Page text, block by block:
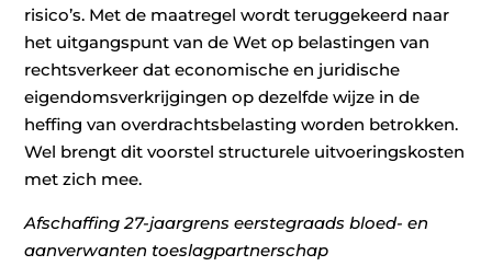
risico’s. Met de maatregel wordt teruggekeerd naar
het uitgangspunt van de Wet op belastingen van
rechtsverkeer dat economische en juridische
eigendomsverkrijgingen op dezelfde wijze in de
heffing van overdrachtsbelasting worden betrokken.
Wel brengt dit voorstel structurele uitvoeringskosten
met zich mee.
Afschaffing 27-jaargrens eerstegraads bloed- en
aanverwanten toeslagpartnerschap